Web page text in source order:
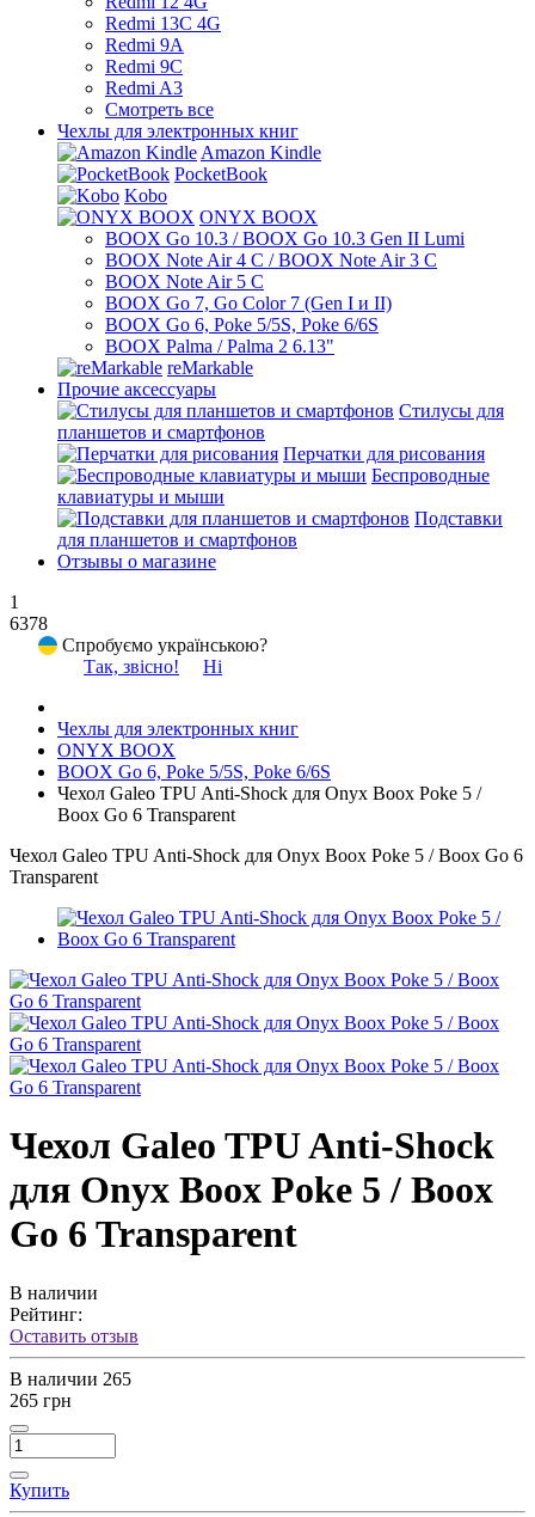
Redmi 13C 4G
Redmi 9A
Redmi 9C
Redmi A3
Смотреть все
Чехлы для электронных книг
Amazon Kindle
PocketBook
Kobo
ONYX BOOX
BOOX Go 10.3 / BOOX Go 10.3 Gen II Lumi
BOOX Note Air 4 C / BOOX Note Air 3 C
BOOX Note Air 5 C
BOOX Go 7, Go Color 7 (Gen I и II)
BOOX Go 6, Poke 5/5S, Poke 6/6S
BOOX Palma / Palma 2 6.13"
reMarkable
Прочие аксессуары
Стилусы для
планшетов и смартфонов
Перчатки для рисования
Беспроводные
клавиатуры и мыши
Подставки
для планшетов и смартфонов
Отзывы о магазине
1
6378
Спробуємо українською?
Так, звісно!
Ні
Чехлы для электронных книг
ONYX BOOX
BOOX Go 6, Poke 5/5S, Poke 6/6S
Чехол Galeo TPU Anti-Shock для Onyx Boox Poke 5 /
Boox Go 6 Transparent
Чехол Galeo TPU Anti-Shock для Onyx Boox Poke 5 / Boox Go 6
Transparent
Чехол Galeo TPU Anti-Shock
для Onyx Boox Poke 5 / Boox
Go 6 Transparent
В наличии
Рейтинг:
Оставить отзыв
В наличии 265
265 грн
Купить